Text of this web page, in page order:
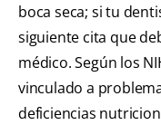
boca seca; si tu
siguiente cita que
médico. Según los
vinculado a
deficiencias